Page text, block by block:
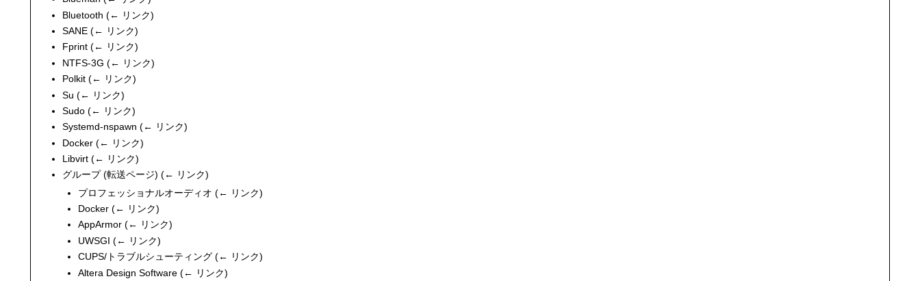
Bluetooth (← リンク)
SANE (← リンク)
Fprint (← リンク)
NTFS-3G (← リンク)
Polkit (← リンク)
Su (← リンク)
Sudo (← リンク)
Systemd-nspawn (← リンク)
Docker (← リンク)
Libvirt (← リンク)
グループ(転送ページ)(← リンク)
プロフェッショナルオーディオ (← リンク)
Docker (← リンク)
AppArmor (← リンク)
UWSGI (← リンク)
CUPS/トラブルシューティング (← リンク)
Altera Design Software (← リンク)